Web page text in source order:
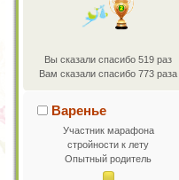
Вы сказали спасибо 519 раз
Вам сказали спасибо 773 раза
Варенье
Участник марафона
стройности к лету
Опытный родитель